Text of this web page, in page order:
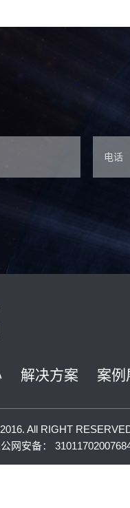
解决方案 案例
All RIGHT
网安备：